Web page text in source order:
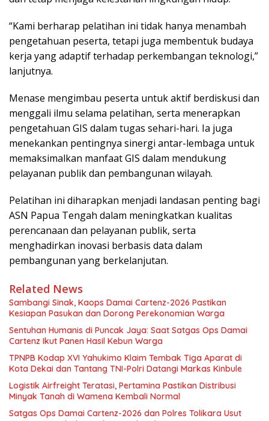
“Kami berharap pelatihan ini tidak hanya menambah
pengetahuan peserta, tetapi juga membentuk budaya
kerja yang adaptif terhadap perkembangan teknologi,”
lanjutnya.
Menase mengimbau peserta untuk aktif berdiskusi dan
menggali ilmu selama pelatihan, serta menerapkan
pengetahuan GIS dalam tugas sehari-hari. Ia juga
menekankan pentingnya sinergi antar-lembaga untuk
memaksimalkan manfaat GIS dalam mendukung
pelayanan publik dan pembangunan wilayah.
Pelatihan ini diharapkan menjadi landasan penting bagi
ASN Papua Tengah dalam meningkatkan kualitas
perencanaan dan pelayanan publik, serta
menghadirkan inovasi berbasis data dalam
pembangunan yang berkelanjutan.
Related News
Sambangi Sinak, Kaops Damai Cartenz-2026 Pastikan
Kesiapan Pasukan dan Dorong Perekonomian Warga
Sentuhan Humanis di Puncak Jaya: Saat Satgas Ops Damai
Cartenz Ikut Panen Hasil Kebun Warga
TPNPB Kodap XVI Yahukimo Klaim Tembak Tiga Aparat di
Kota Dekai dan Tantang TNI-Polri Datangi Markas Kinbule
Logistik Airfreight Teratasi, Pertamina Pastikan Distribusi
Minyak Tanah di Wamena Kembali Normal
Satgas Ops Damai Cartenz-2026 dan Polres Tolikara Usut